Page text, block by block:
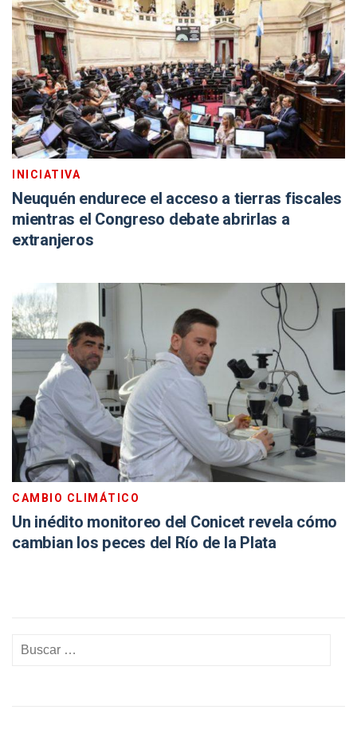
INICIATIVA
Neuquén endurece el acceso a tierras fiscales
mientras el Congreso debate abrirlas a
extranjeros
CAMBIO CLIMÁTICO
Un inédito monitoreo del Conicet revela cómo
cambian los peces del Río de la Plata